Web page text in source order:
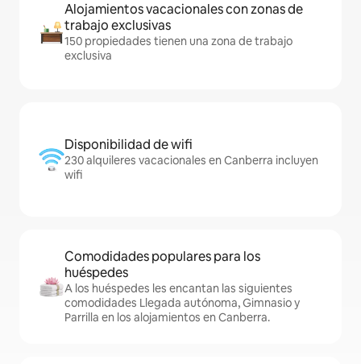
Alojamientos vacacionales con zonas de
trabajo exclusivas
150 propiedades tienen una zona de trabajo
exclusiva
Disponibilidad de wifi
230 alquileres vacacionales en Canberra incluyen
wifi
Comodidades populares para los
huéspedes
A los huéspedes les encantan las siguientes
comodidades Llegada autónoma, Gimnasio y
Parrilla en los alojamientos en Canberra.